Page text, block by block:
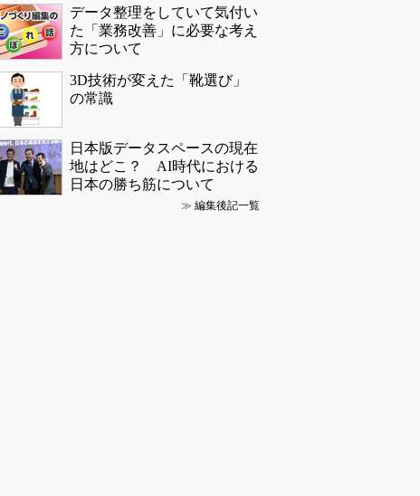
データ整理をしていて気付い
た「業務改善」に必要な考え
方について
3D技術が変えた「靴選び」
の常識
日本版データスペースの現在
地はどこ？ AI時代における
日本の勝ち筋について
≫ 編集後記一覧